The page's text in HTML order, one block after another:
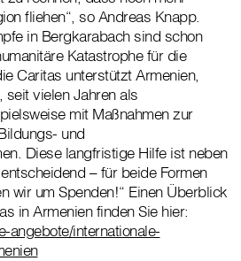
fliehen“, so Andreas Knapp.
in Bergkarabach sind schon
Katastrophe für die
Caritas unterstützt Armenien,
seit vielen Jahren als
mit Maßnahmen zur
und
Diese langfristige Hilfe ist neben
– für beide Formen
wir um Spenden!“ Einen Überblick
in Armenien finden Sie hier:
angebote/internationale-